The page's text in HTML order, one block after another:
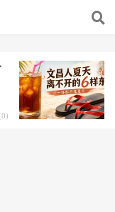
0)